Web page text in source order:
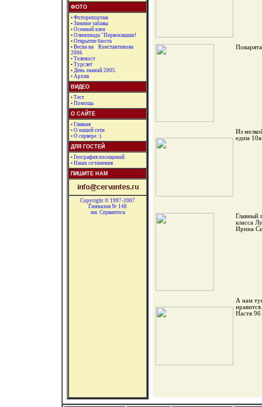
ФОТО
• Фоторепортаж
• Зимние забавы
• Осенний клен
• Олимпиада "Первоклашки!
• Открытие бюста
• Весна на Константинова
2006
• Телемост
• Турслет
• День знаний 2005
• Архив
ВИДЕО
• Тест
• Помощь
О САЙТЕ
• Главная
• О нашей сети
• О сервере :)
ДЛЯ ГОСТЕЙ
• География посещений
• Наши сочинения
ПИШИТЕ НАМ
Copyright © 1997-2007
Гимназия № 148
им. Сервантеса
Из
едим 10в
Главный
класса
Ирина
А нам
Настя 9б